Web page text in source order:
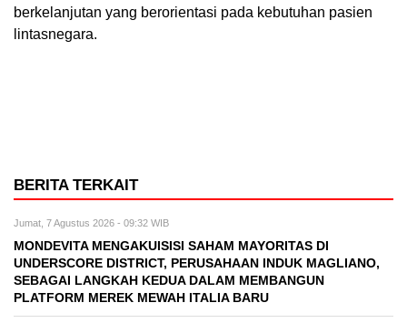
berkelanjutan yang berorientasi pada kebutuhan pasien
lintasnegara.
BERITA TERKAIT
Jumat, 7 Agustus 2026 - 09:32 WIB
MONDEVITA MENGAKUISISI SAHAM MAYORITAS DI
UNDERSCORE DISTRICT, PERUSAHAAN INDUK MAGLIANO,
SEBAGAI LANGKAH KEDUA DALAM MEMBANGUN
PLATFORM MEREK MEWAH ITALIA BARU